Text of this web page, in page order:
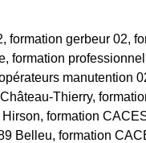
gerbeur 02,
formation
manutention
Thierry,
formation
Belleu, formation